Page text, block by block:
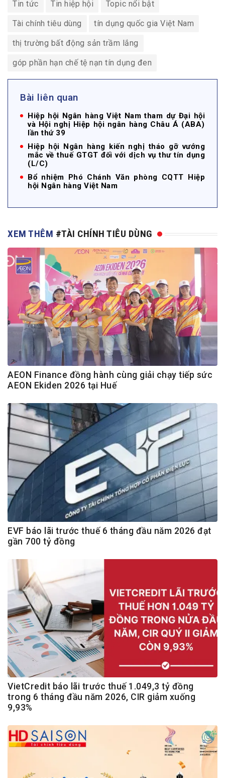
Tin tức Tin hiệp hội Topic nổi bật
Tài chính tiêu dùng tín dụng quốc gia Việt Nam
thị trường bất động sản trầm lắng
góp phần hạn chế tệ nạn tín dụng đen
Bài liên quan
Hiệp hội Ngân hàng Việt Nam tham dự Đại hội
và Hội nghị Hiệp hội ngân hàng Châu Á (ABA)
lần thứ 39
Hiệp hội Ngân hàng kiến nghị tháo gỡ vướng
mắc về thuế GTGT đối với dịch vụ thư tín dụng
(L/C)
Bổ nhiệm Phó Chánh Văn phòng CQTT Hiệp
hội Ngân hàng Việt Nam
XEM THÊM #TÀI CHÍNH TIÊU DÙNG
AEON Finance đồng hành cùng giải chạy tiếp sức
AEON Ekiden 2026 tại Huế
EVF báo lãi trước thuế 6 tháng đầu năm 2026 đạt
gần 700 tỷ đồng
VietCredit báo lãi trước thuế 1.049,3 tỷ đồng
trong 6 tháng đầu năm 2026, CIR giảm xuống
9,93%